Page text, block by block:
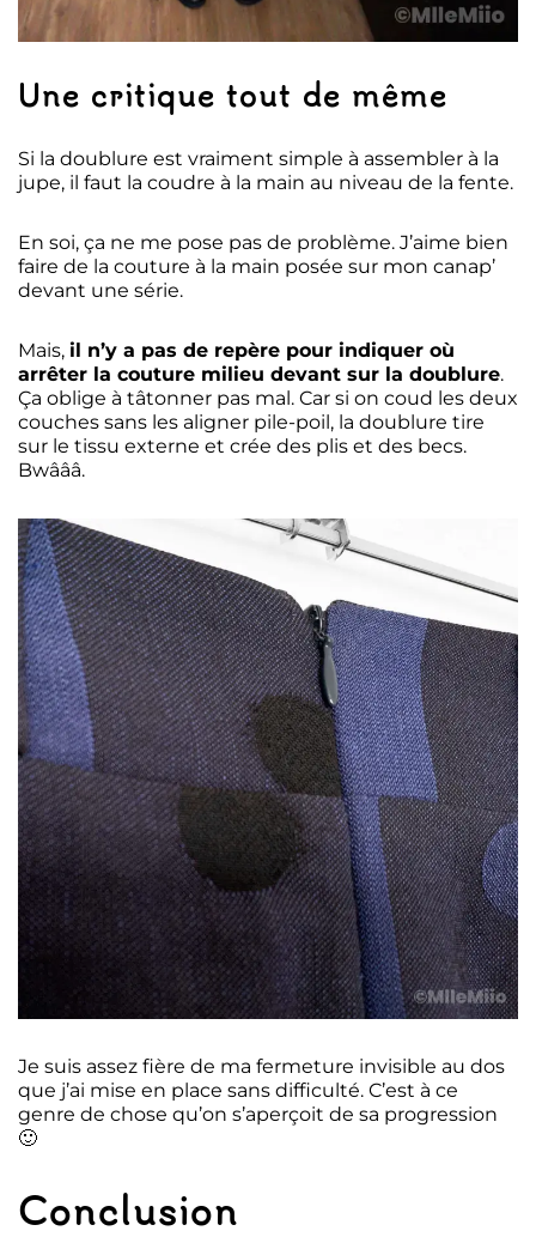
Une critique tout de même
Si la doublure est vraiment simple à assembler à la
jupe, il faut la coudre à la main au niveau de la fente.
En soi, ça ne me pose pas de problème. J’aime bien
faire de la couture à la main posée sur mon canap’
devant une série.
Mais, il n’y a pas de repère pour indiquer où
arrêter la couture milieu devant sur la doublure.
Ça oblige à tâtonner pas mal. Car si on coud les deux
couches sans les aligner pile-poil, la doublure tire
sur le tissu externe et crée des plis et des becs.
Bwâââ.
Je suis assez fière de ma fermeture invisible au dos
que j’ai mise en place sans difficulté. C’est à ce
genre de chose qu’on s’aperçoit de sa progression
🙂
Conclusion